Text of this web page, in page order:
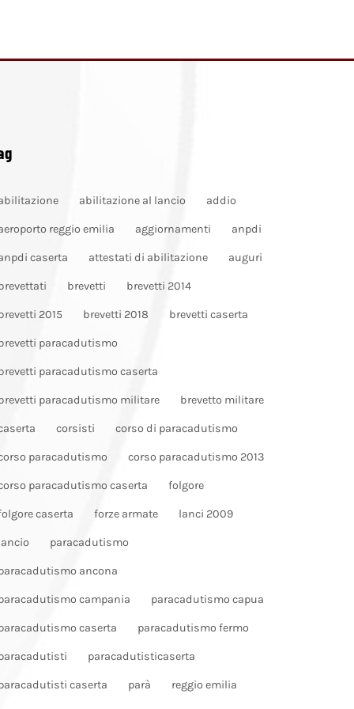
abilitazione al lancio addio
reggio emilia aggiornamenti anpdi
caserta attestati di abilitazione auguri
brevetti brevetti 2014
2015 brevetti 2018 brevetti caserta
paracadutismo
paracadutismo caserta
paracadutismo militare brevetto militare
corsisti corso di paracadutismo
paracadutismo corso paracadutismo 2013
paracadutismo caserta folgore
caserta forze armate lanci 2009
paracadutismo
ancona
campania paracadutismo capua
caserta paracadutismo fermo
paracadutisticaserta
caserta parà reggio emilia